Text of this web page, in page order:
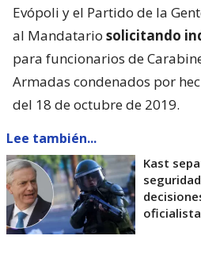
Evópoli y el Partido de la
al Mandatario solicitando
para funcionarios de
Armadas condenados por
del 18 de octubre de 2019.
Lee también...
Kast
oficialista